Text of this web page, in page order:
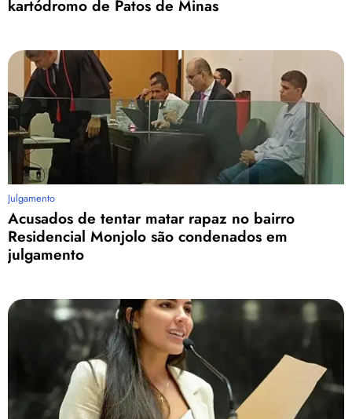
kartódromo de Patos de Minas
Julgamento
Acusados de tentar matar rapaz no bairro
Residencial Monjolo são condenados em
julgamento